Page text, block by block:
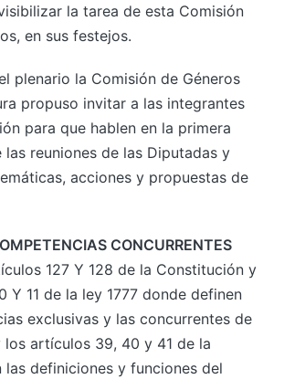
la tarea de esta Comisión
en sus festejos.
plenario la Comisión de Géneros
propuso invitar a las integrantes
para que hablen en la primera
las reuniones de las Diputadas y
acciones y propuestas de
CONCURRENTES
127 Y 128 de la Constitución y
Y 11 de la ley 1777 donde definen
exclusivas y las concurrentes de
los artículos 39, 40 y 41 de la
las definiciones y funciones del